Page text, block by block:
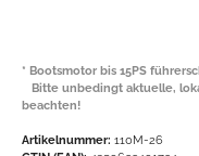
* Bootsmotor bis 15PS
Bitte unbedingt aktuelle,
beachten!
Artikelnummer: 110M-26